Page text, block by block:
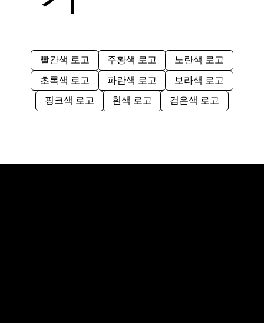
빨간색 로고 주황색 로고
노란색 로고
초록색 로고
파란색 로고
보라색 로고
핑크색 로고
흰색 로고 검은색 로고